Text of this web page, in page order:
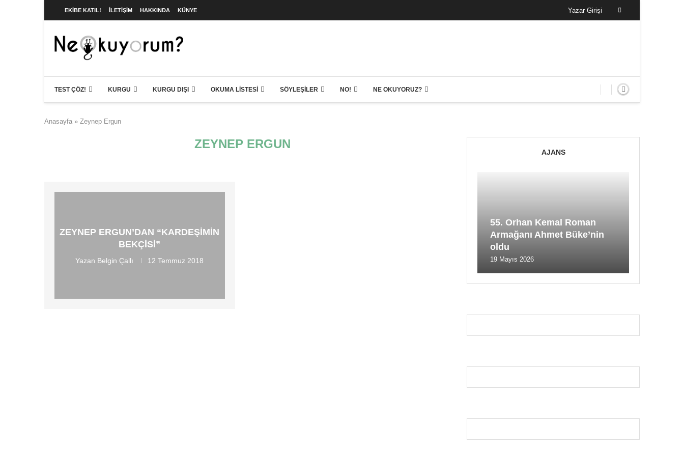
EKIBE KATIL! İLETIŞIM HAKKINDA KÜNYE Yazar Girişi
TEST ÇÖZ! KURGU KURGU DIŞI OKUMA LISTESI SÖYLEŞILER NO! NE OKUYORUZ?
Anasayfa » Zeynep Ergun
ZEYNEP ERGUN
ZEYNEP ERGUN’DAN “KARDEŞIMIN
BEKÇISI”
Yazan Belgin Çallı 12 Temmuz 2018
AJANS
55. Orhan Kemal Roman
Armağanı Ahmet Büke’nin
oldu
19 Mayıs 2026